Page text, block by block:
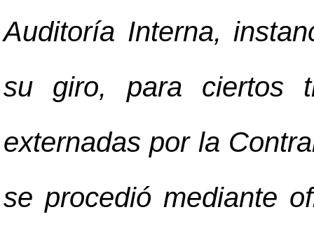
Auditoría Interna,
su giro, para ciertos
externadas por la
se procedió mediante